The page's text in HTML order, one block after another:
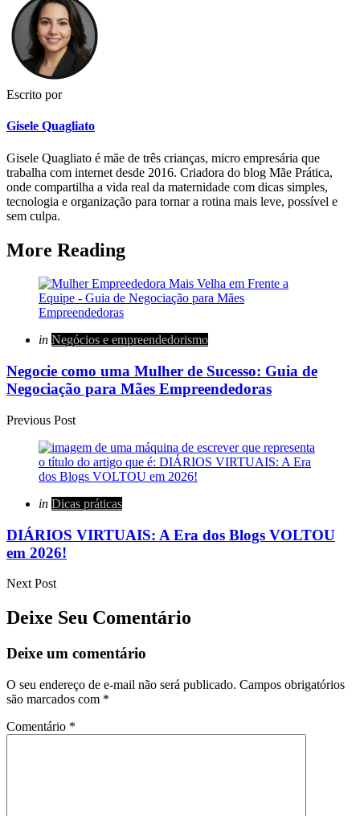
Escrito por
Gisele Quagliato
Gisele Quagliato é mãe de três crianças, micro empresária que
trabalha com internet desde 2016. Criadora do blog Mãe Prática,
onde compartilha a vida real da maternidade com dicas simples,
tecnologia e organização para tornar a rotina mais leve, possível e
sem culpa.
More Reading
Post
navigation
Posted
in Negócios e empreendedorismo
Negocie como uma Mulher de Sucesso: Guia de
Negociação para Mães Empreendedoras
Previous Post
Posted
in Dicas práticas
DIÁRIOS VIRTUAIS: A Era dos Blogs VOLTOU
em 2026!
Next Post
Deixe Seu Comentário
Deixe um comentário
O seu endereço de e-mail não será publicado. Campos obrigatórios
são marcados com *
Comentário *